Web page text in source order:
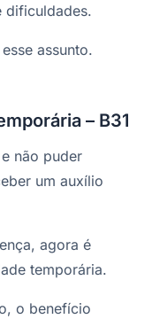
dificuldades.
assunto.
– B31
não puder
um auxílio
agora é
temporária.
o benefício